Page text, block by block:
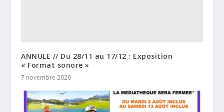
ANNULE // Du 28/11 au 17/12 : Exposition
« Format sonore »
7 novembre 2020